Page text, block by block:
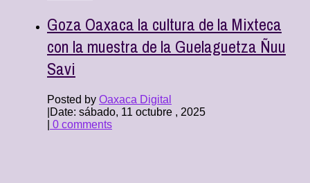
Goza Oaxaca la cultura de la Mixteca
con la muestra de la Guelaguetza Ñuu
Savi
Posted by Oaxaca Digital
Date: sábado, 11 octubre , 2025
0 comments